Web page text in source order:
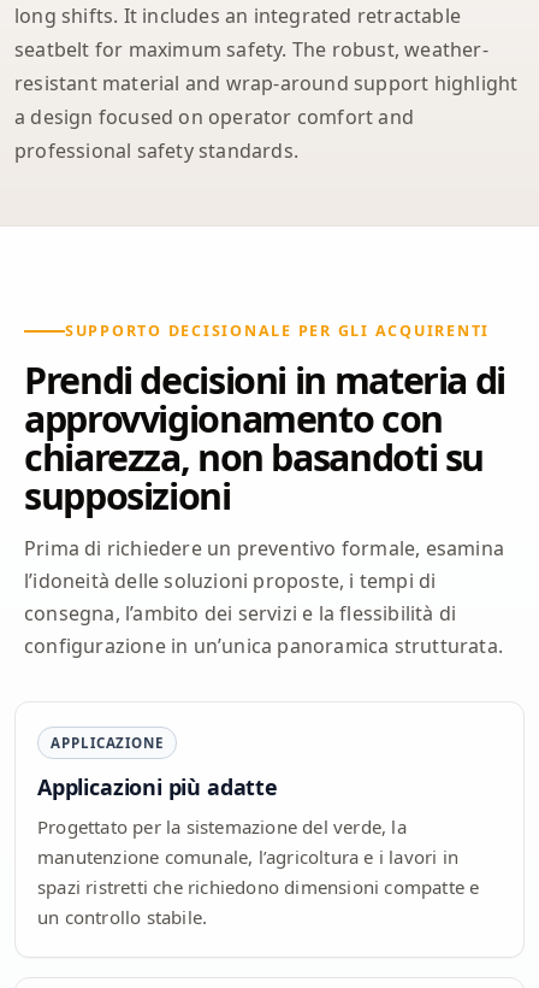
long shifts. It includes an integrated retractable
seatbelt for maximum safety. The robust, weather-
resistant material and wrap-around support highlight
a design focused on operator comfort and
professional safety standards.
SUPPORTO DECISIONALE PER GLI ACQUIRENTI
Prendi decisioni in materia di
approvvigionamento con
chiarezza, non basandoti su
supposizioni
Prima di richiedere un preventivo formale, esamina
l’idoneità delle soluzioni proposte, i tempi di
consegna, l’ambito dei servizi e la flessibilità di
configurazione in un’unica panoramica strutturata.
APPLICAZIONE
Applicazioni più adatte
Progettato per la sistemazione del verde, la
manutenzione comunale, l’agricoltura e i lavori in
spazi ristretti che richiedono dimensioni compatte e
un controllo stabile.